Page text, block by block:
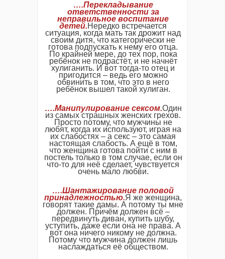
….Перекладывание
ответственности за
неправильное воспитание
детей.Нередко встречается
ситуация, когда мать так дрожит над
своим дитя, что категорически не
готова подпускать к нему его отца.
По крайней мере, до тех пор, пока
ребёнок не подрастёт, и не начнёт
хулиганить. И вот тогда-то отец и
пригодится – ведь его можно
обвинить в том, что это в него
ребёнок вышел такой хулиган.
….Манипулирование сексом.Один
из самых страшных женских грехов.
Просто потому, что мужчины не
любят, когда их используют, играя на
их слабостях – а секс – это самая
настоящая слабость. А ещё в том,
что женщина готова пойти с ним в
постель только в том случае, если он
что-то для неё сделает, чувствуется
очень мало любви.
….Шантажирование половой
принадлежностью.Я же женщина,
говорят такие дамы. А потому ты мне
должен. Причём должен всё –
передвинуть диван, купить шубу,
уступить, даже если она не права. А
вот она ничего никому не должна.
Потому что мужчина должен лишь
наслаждаться её обществом.